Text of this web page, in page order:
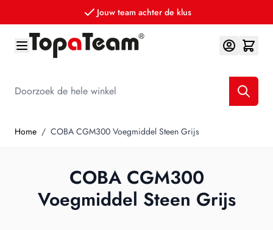
Jouw team achter de klus
Ga naar de inhoud
Doorzoek de hele winkel
Home / COBA CGM300 Voegmiddel Steen Grijs
COBA CGM300
Voegmiddel Steen Grijs